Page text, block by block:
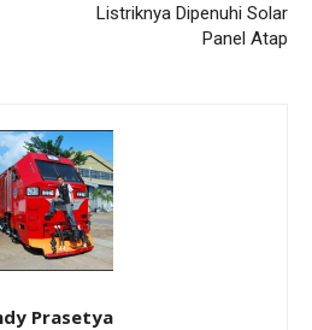
Listriknya Dipenuhi Solar
Panel Atap
Prasetya